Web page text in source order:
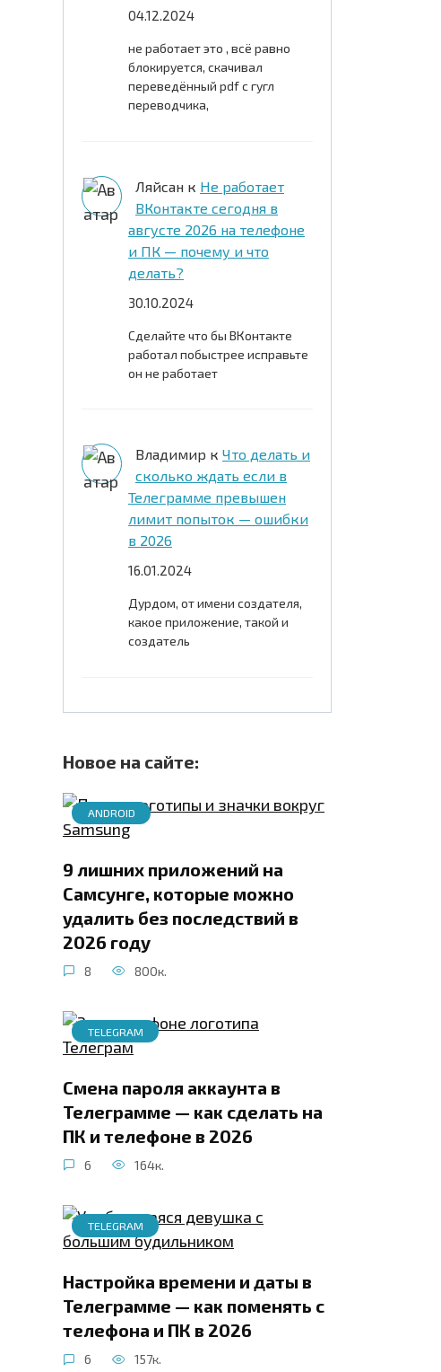
04.12.2024
не работает это , всё равно
блокируется, скачивал
переведённый pdf c гугл
переводчика,
Ляйсан к Не работает
ВКонтакте сегодня в
августе 2026 на телефоне
и ПК — почему и что
делать?
30.10.2024
Сделайте что бы ВКонтакте
работал побыстрее исправьте
он не работает
Владимир к Что делать и
сколько ждать если в
Телеграмме превышен
лимит попыток — ошибки
в 2026
16.01.2024
Дурдом, от имени создателя,
какое приложение, такой и
создатель
Новое на сайте:
ANDROID
9 лишних приложений на
Самсунге, которые можно
удалить без последствий в
2026 году
8 800к.
TELEGRAM
Смена пароля аккаунта в
Телеграмме — как сделать на
ПК и телефоне в 2026
6 164к.
TELEGRAM
Настройка времени и даты в
Телеграмме — как поменять с
телефона и ПК в 2026
6 157к.